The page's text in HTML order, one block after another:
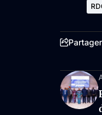
Partager